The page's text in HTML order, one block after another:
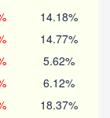
14.18%
14.77%
5.62%
6.12%
18.37%